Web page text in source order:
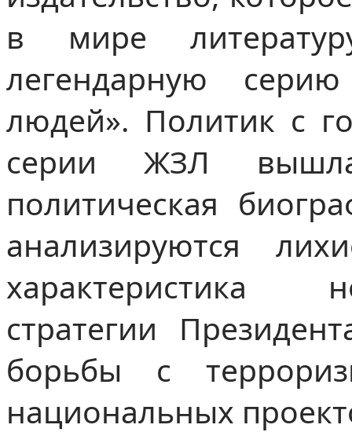
в мире
легендарную
людей». Политик с
серии ЖЗЛ
политическая
анализируются
характеристика
стратегии
борьбы с
национальных